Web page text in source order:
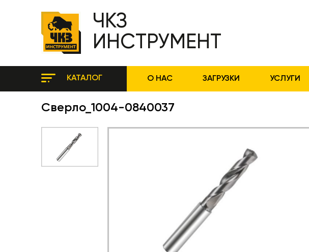
ЧКЗ
ИНСТРУМЕНТ
КАТАЛОГ О НАС ЗАГРУЗКИ УСЛУГИ
Сверло_1004-0840037